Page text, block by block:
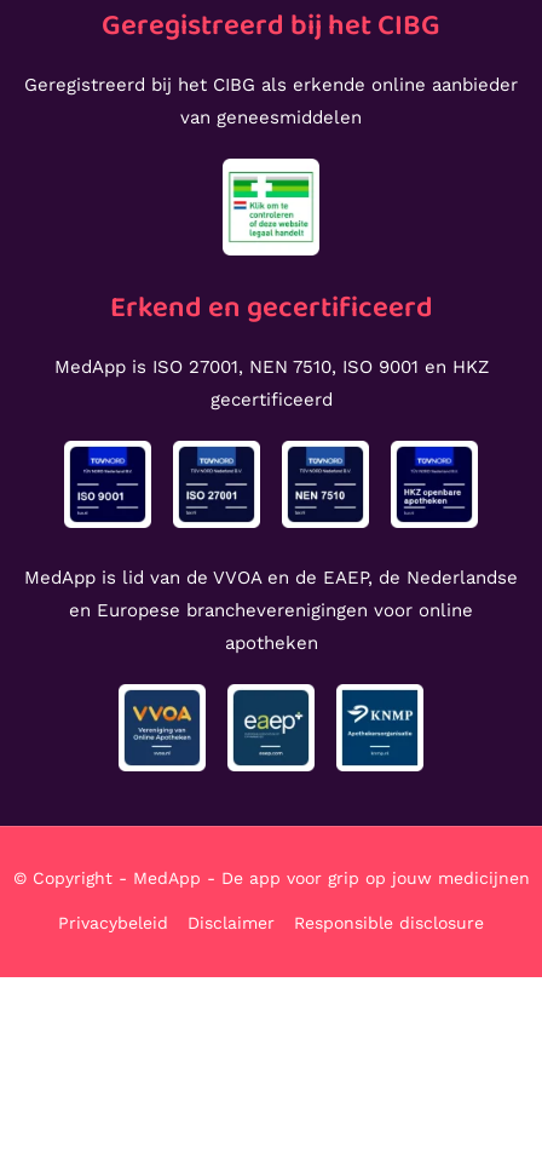
Geregistreerd bij het CIBG
Geregistreerd bij het CIBG als erkende online aanbieder
van geneesmiddelen
Erkend en gecertificeerd
MedApp is ISO 27001, NEN 7510, ISO 9001 en HKZ
gecertificeerd
MedApp is lid van de VVOA en de EAEP, de Nederlandse
en Europese brancheverenigingen voor online
apotheken
© Copyright - MedApp - De app voor grip op jouw medicijnen
Privacybeleid Disclaimer Responsible disclosure